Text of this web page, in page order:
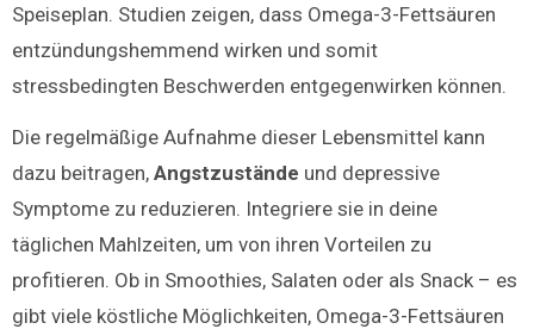
Speiseplan. Studien zeigen, dass Omega-3-Fettsäuren
entzündungshemmend wirken und somit
stressbedingten Beschwerden entgegenwirken können.
Die regelmäßige Aufnahme dieser Lebensmittel kann
dazu beitragen, Angstzustände und depressive
Symptome zu reduzieren. Integriere sie in deine
täglichen Mahlzeiten, um von ihren Vorteilen zu
profitieren. Ob in Smoothies, Salaten oder als Snack – es
gibt viele köstliche Möglichkeiten, Omega-3-Fettsäuren